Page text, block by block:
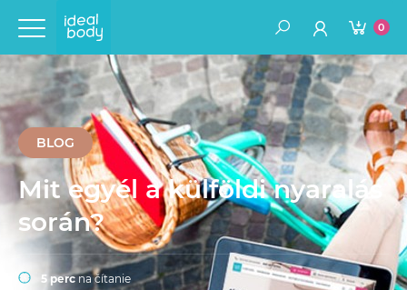
0
BLOG
Mit egyél a külföldi nyaralás
során?
5 percna čítanie